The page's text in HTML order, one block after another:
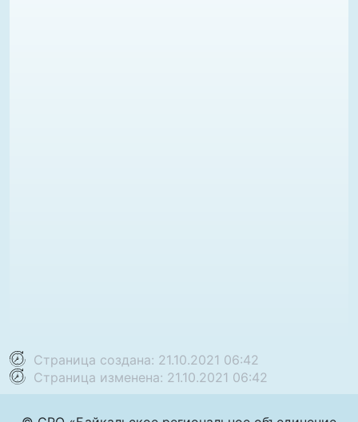
Страница создана: 21.10.2021 06:42
Страница изменена: 21.10.2021 06:42